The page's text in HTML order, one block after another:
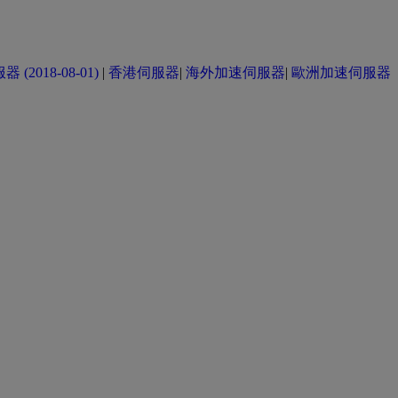
(2018-08-01) | 香港伺服器| 海外加速伺服器| 歐洲加速伺服器